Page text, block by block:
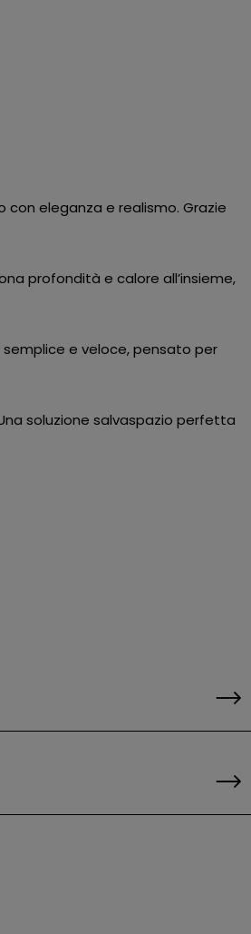
eleganza e realismo. Grazie
profondità e calore all’insieme,
e veloce, pensato per
soluzione salvaspazio perfetta